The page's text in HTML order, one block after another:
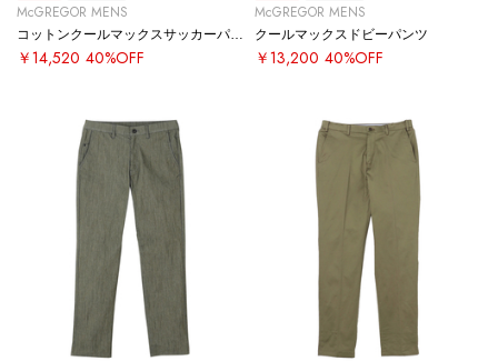
McGREGOR MENS
コットンクールマックスサッカーパンツ
￥14,520 40%OFF
McGREGOR MENS
クールマックスドビーパンツ
￥13,200 40%OFF